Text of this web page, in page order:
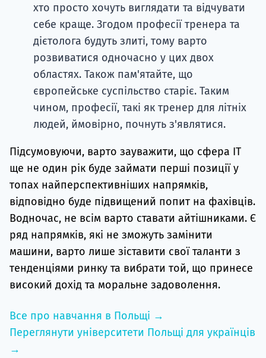
хто просто хочуть виглядати та відчувати
себе краще. Згодом професії тренера та
дієтолога будуть злиті, тому варто
розвиватися одночасно у цих двох
областях. Також пам'ятайте, що
європейське суспільство старіє. Таким
чином, професії, такі як тренер для літніх
людей, ймовірно, почнуть з'являтися.
Підсумовуючи, варто зауважити, що сфера ІТ
ще не один рік буде займати перші позиції у
топах найперспективніших напрямків,
відповідно буде підвищений попит на фахівців.
Водночас, не всім варто ставати айтішниками. Є
ряд напрямків, які не зможуть замінити
машини, варто лише зіставити свої таланти з
тенденціями ринку та вибрати той, що принесе
високий дохід та моральне задоволення.
Все про навчання в Польщі →
Переглянути університети Польщі для українців
→